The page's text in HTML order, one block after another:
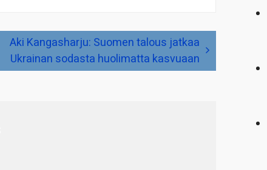
Aki Kangasharju: Suomen talous jatkaa
Ukrainan sodasta huolimatta kasvuaan